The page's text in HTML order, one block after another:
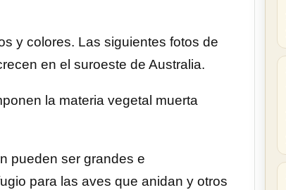
y colores. Las siguientes fotos de
en el suroeste de Australia.
la materia vegetal muerta
pueden ser grandes e
para las aves que anidan y otros